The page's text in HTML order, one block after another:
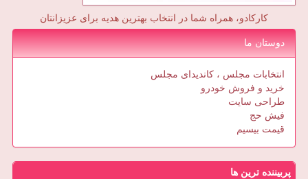
کارکادو، همراه شما در انتخاب بهترین هدیه برای عزیزانتان
دوستان ما
انتخابات مجلس ، کاندیدای مجلس
خرید و فروش خودرو
طراحی سایت
فیش حج
قیمت بیسیم
پربیننده ترین ها